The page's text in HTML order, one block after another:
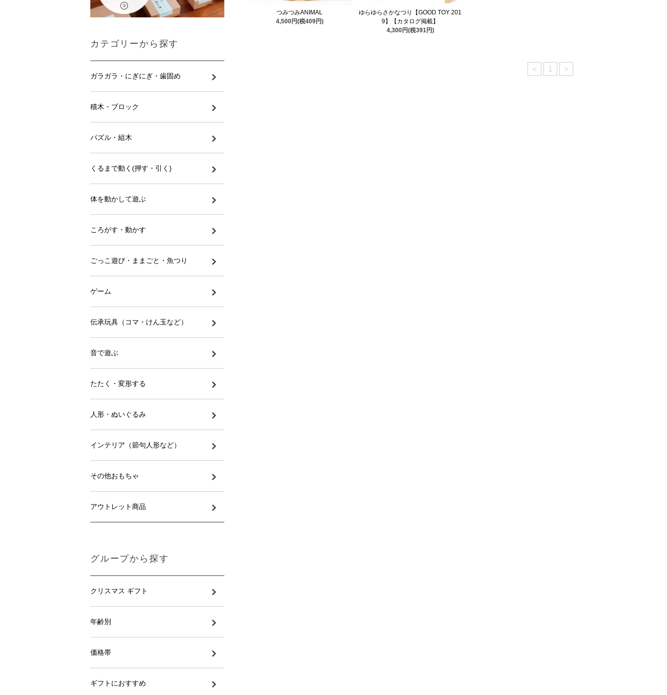
つみつみANIMAL
4,500円(税409円)
ゆらゆらさかなつり【GOOD TOY 201
9】【カタログ掲載】
4,300円(税391円)
< 1 >
カテゴリーから探す
ガラガラ・にぎにぎ・歯固め
積木・ブロック
パズル・組木
くるまで動く(押す・引く)
体を動かして遊ぶ
ころがす・動かす
ごっこ遊び・ままごと・魚つり
ゲーム
伝承玩具（コマ・けん玉など）
音で遊ぶ
たたく・変形する
人形・ぬいぐるみ
インテリア（節句人形など）
その他おもちゃ
アウトレット商品
グループから探す
クリスマス ギフト
年齢別
価格帯
ギフトにおすすめ